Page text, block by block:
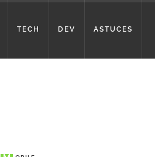
TECH DEV ASTUCES